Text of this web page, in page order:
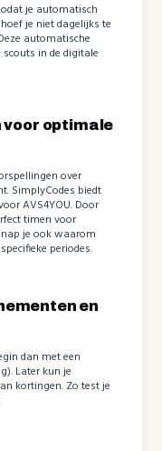
je automatisch
je niet dagelijks te
automatische
in de digitale
voor optimale
over
SimplyCodes biedt
AVS4YOU. Door
timen voor
je ook waarom
periodes.
en
dan met een
Later kun je
kortingen. Zo test je